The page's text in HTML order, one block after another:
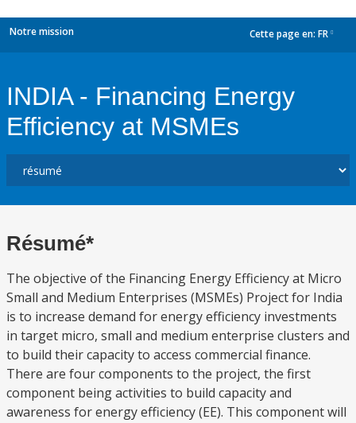
Notre mission Cette page en: FR
INDIA - Financing Energy
Efficiency at MSMEs
Résumé*
The objective of the Financing Energy Efficiency at Micro
Small and Medium Enterprises (MSMEs) Project for India
is to increase demand for energy efficiency investments
in target micro, small and medium enterprise clusters and
to build their capacity to access commercial finance.
There are four components to the project, the first
component being activities to build capacity and
awareness for energy efficiency (EE). This component will